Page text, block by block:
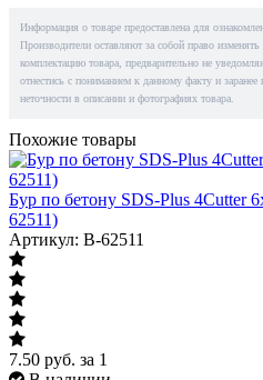
Информация о товаре предоставлена для
Производители оставляют за собой право
комплектацию товара, предварительно не
отнестись с пониманием к данному факту и
неточности в описании и фотографиях товара.
Похожие товары
Бур по бетону SDS-Plus
62511)
Артикул: B-62511
7.50 руб. за 1